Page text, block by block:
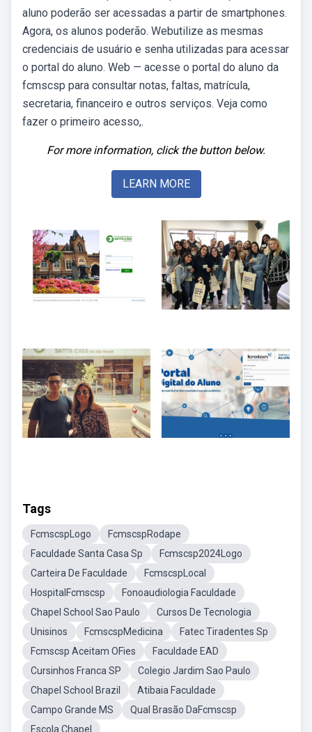
aluno poderão ser acessadas a partir de smartphones.
Agora, os alunos poderão. Webutilize as mesmas
credenciais de usuário e senha utilizadas para acessar
o portal do aluno. Web — acesse o portal do aluno da
fcmscsp para consultar notas, faltas, matrícula,
secretaria, financeiro e outros serviços. Veja como
fazer o primeiro acesso,.
For more information, click the button below.
LEARN MORE
Tags
FcmscspLogo
FcmscspRodape
Faculdade Santa Casa Sp
Fcmscsp2024Logo
Carteira De Faculdade
FcmscspLocal
HospitalFcmscsp
Fonoaudiologia Faculdade
Chapel School Sao Paulo
Cursos De Tecnologia
Unisinos
FcmscspMedicina
Fatec Tiradentes Sp
Fcmscsp Aceitam OFies
Faculdade EAD
Cursinhos Franca SP
Colegio Jardim Sao Paulo
Chapel School Brazil
Atibaia Faculdade
Campo Grande MS
Qual Brasão DaFcmscsp
Escola Chapel